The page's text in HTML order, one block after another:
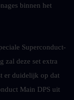
binnen het
Superconduct-
zal deze set extra
er duidelijk op dat
Main DPS uit